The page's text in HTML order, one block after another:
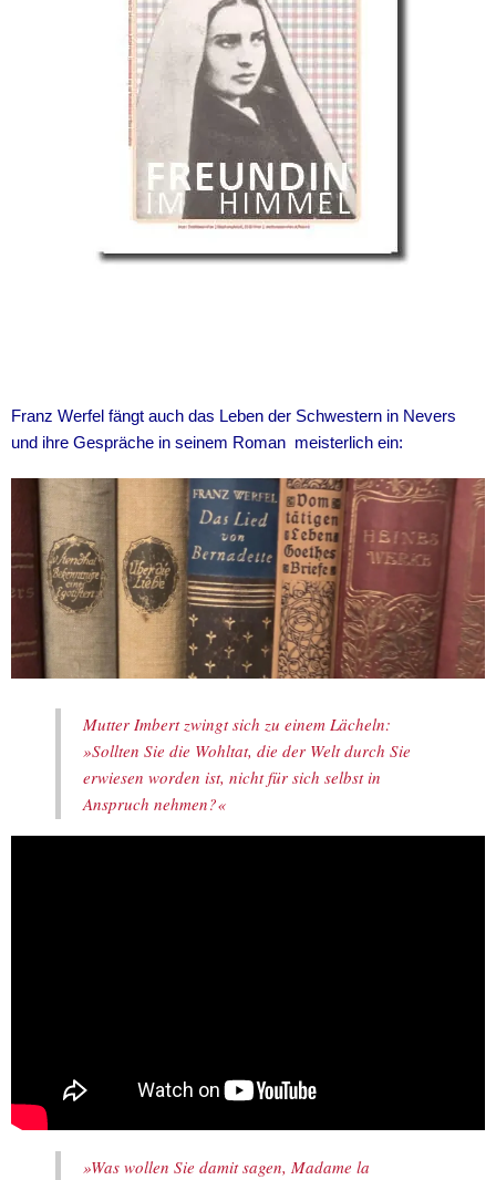
Franz Werfel fängt auch das Leben der Schwestern in Nevers
und ihre Gespräche in seinem Roman meisterlich ein:
Mutter Imbert zwingt sich zu einem Lächeln:
»Sollten Sie die Wohltat, die der Welt durch Sie
erwiesen worden ist, nicht für sich selbst in
Anspruch nehmen?«
»Was wollen Sie damit sagen, Madame la